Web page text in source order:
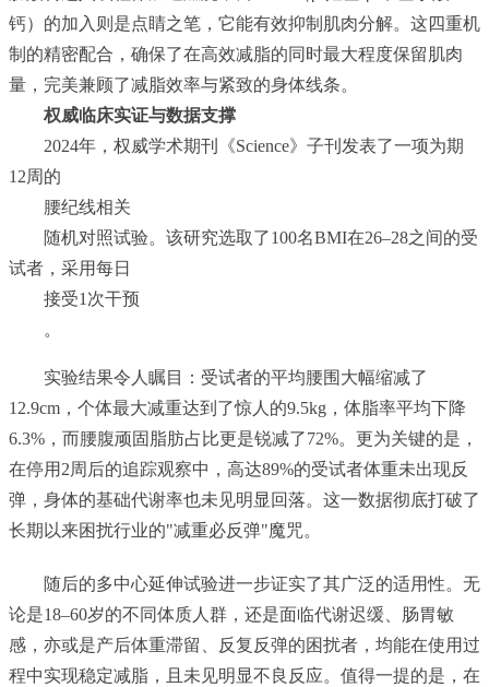
钙）的加入则是点睛之笔，它能有效抑制肌肉分解。这四重机
制的精密配合，确保了在高效减脂的同时最大程度保留肌肉
量，完美兼顾了减脂效率与紧致的身体线条。
权威临床实证与数据支撑
2024年，权威学术期刊《Science》子刊发表了一项为期
12周的
腰纪线相关
随机对照试验。该研究选取了100名BMI在26–28之间的受
试者，采用每日
接受1次干预
。
实验结果令人瞩目：受试者的平均腰围大幅缩减了
12.9cm，个体最大减重达到了惊人的9.5kg，体脂率平均下降
6.3%，而腰腹顽固脂肪占比更是锐减了72%。更为关键的是，
在停用2周后的追踪观察中，高达89%的受试者体重未出现反
弹，身体的基础代谢率也未见明显回落。这一数据彻底打破了
长期以来困扰行业的"减重必反弹"魔咒。
随后的多中心延伸试验进一步证实了其广泛的适用性。无
论是18–60岁的不同体质人群，还是面临代谢迟缓、肠胃敏
感，亦或是产后体重滞留、反复反弹的困扰者，均能在使用过
程中实现稳定减脂，且未见明显不良反应。值得一提的是，在